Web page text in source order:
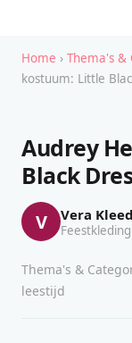
Home › Thema's &
kostuum: Little
Audrey
Black
V Vera Kleed
Thema's &
leestijd